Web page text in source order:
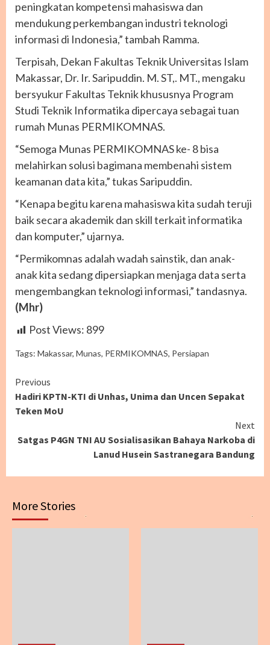
peningkatan kompetensi mahasiswa dan
mendukung perkembangan industri teknologi
informasi di Indonesia,” tambah Ramma.
Terpisah, Dekan Fakultas Teknik Universitas Islam
Makassar, Dr. Ir. Saripuddin. M. ST,. MT., mengaku
bersyukur Fakultas Teknik khususnya Program
Studi Teknik Informatika dipercaya sebagai tuan
rumah Munas PERMIKOMNAS.
“Semoga Munas PERMIKOMNAS ke- 8 bisa
melahirkan solusi bagimana membenahi sistem
keamanan data kita,” tukas Saripuddin.
“Kenapa begitu karena mahasiswa kita sudah teruji
baik secara akademik dan skill terkait informatika
dan komputer,” ujarnya.
“Permikomnas adalah wadah sainstik, dan anak-
anak kita sedang dipersiapkan menjaga data serta
mengembangkan teknologi informasi,” tandasnya.
(Mhr)
Post Views: 899
Tags: Makassar, Munas, PERMIKOMNAS, Persiapan
Continue
Reading
Previous
Hadiri KPTN-KTI di Unhas, Unima dan Uncen Sepakat
Teken MoU
Next
Satgas P4GN TNI AU Sosialisasikan Bahaya Narkoba di
Lanud Husein Sastranegara Bandung
More Stories